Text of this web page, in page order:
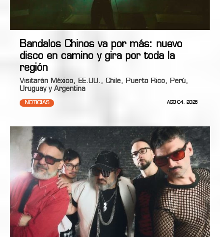
Bandalos Chinos va por más: nuevo
disco en camino y gira por toda la
región
Visitarán México, EE.UU., Chile, Puerto Rico, Perú,
Uruguay y Argentina
NOTICIAS AGO 04, 2026